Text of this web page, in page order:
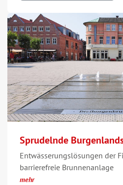
Sprudelnde
Entwässerungslösungen der
barrierefreie Brunnenanlage
mehr